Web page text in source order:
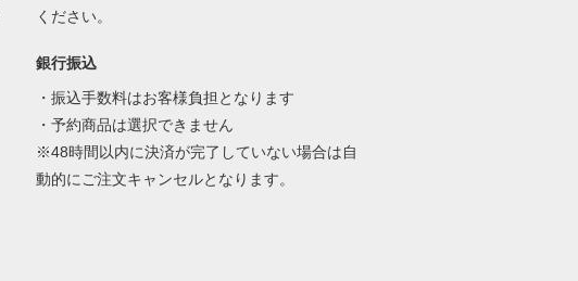
ください。
銀行振込
・振込手数料はお客様負担となります
・予約商品は選択できません
※48時間以内に決済が完了していない場合は自
動的にご注文キャンセルとなります。